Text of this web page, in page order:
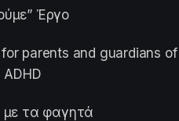
Έργο
parents and guardians of
με τα φαγητά